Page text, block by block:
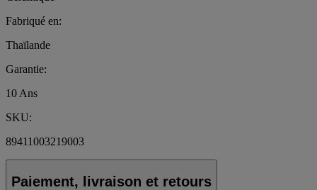
Fabriqué en:
Thaïlande
Garantie:
10 Ans
SKU:
89411003219003
Paiement, livraison et retours